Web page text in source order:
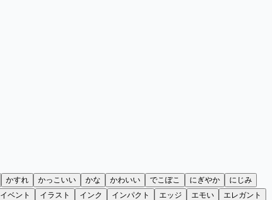
かすれ かっこいい かな かわいい でこぼこ にぎやか
にじみ
イベント イラスト インク インパクト エッジ エモい
エレガント